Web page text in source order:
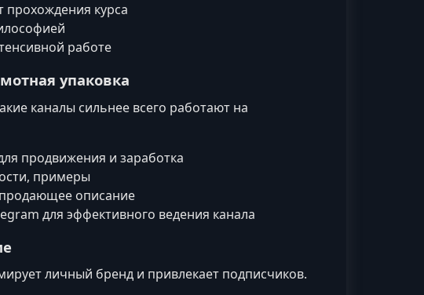
прохождения курса
работе
упаковка
каналы сильнее всего работают на
продвижения и заработка
примеры
продающее описание
для эффективного ведения канала
личный бренд и привлекает подписчиков.